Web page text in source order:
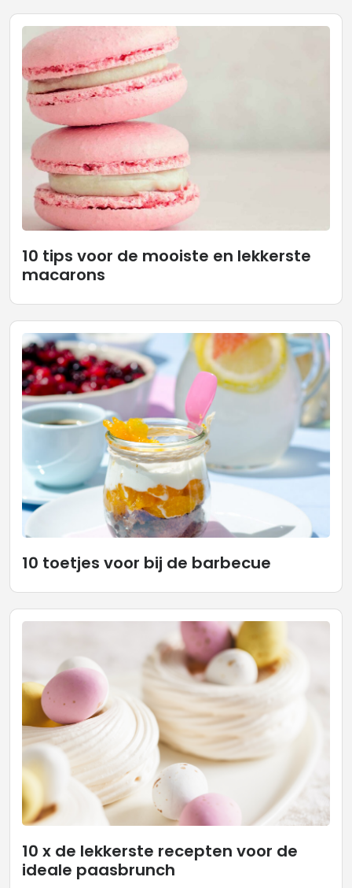
10 tips voor de mooiste en lekkerste
macarons
10 toetjes voor bij de barbecue
10 x de lekkerste recepten voor de
ideale paasbrunch